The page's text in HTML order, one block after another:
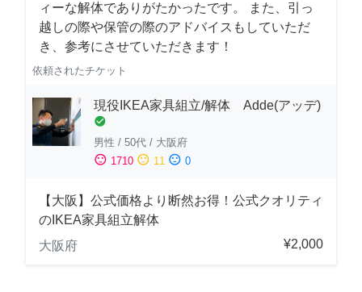
ィーな解体でありがたかったです。 また、引っ
越しの際や保管の際のアドバイスもしていただ
き、参考にさせていただきます！
依頼されたチケット
現役IKEA家具組立/解体 Adde(アッデ)
check_circle
男性 / 50代 / 大阪府
sentiment_satisfied 1710 sentiment_neutral 11 sentiment_dissatisfied 0
【大阪】公式価格より断然お得！公式クオリティ
のIKEA家具組立解体
大阪府
¥2,000